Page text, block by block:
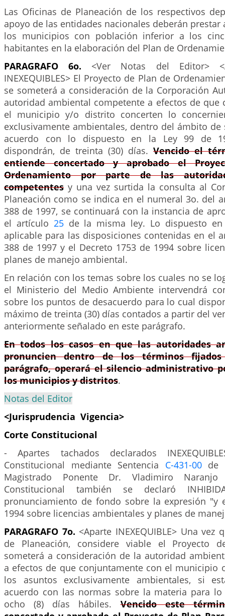
Las Oficinas de Planeación de los respectivos
apoyo de las entidades nacionales deberán prestar
los municipios con población inferior a los
habitantes en la elaboración del Plan de
PARAGRAFO 6o. <Ver Notas del Editor>
INEXEQUIBLES> El Proyecto de Plan de
se someterá a consideración de la Corporación
autoridad ambiental competente a efectos de que
el municipio y/o distrito concerten lo
exclusivamente ambientales, dentro del ámbito de
acuerdo con lo dispuesto en la Ley 99 de
dispondrán, de treinta (30) días. Vencido el
entiende concertado y aprobado el
Ordenamiento por parte de las
competentes y una vez surtida la consulta al
Planeación como se indica en el numeral 3o. del
388 de 1997, se continuará con la instancia de
el artículo 25de la misma ley. Lo dispuesto en
aplicable para las disposiciones contenidas en el
388 de 1997 y el Decreto 1753 de 1994 sobre
planes de manejo ambiental.
En relación con los temas sobre los cuales no se
el Ministerio del Medio Ambiente intervendrá
sobre los puntos de desacuerdo para lo cual
máximo de treinta (30) días contados a partir del
anteriormente señalado en este parágrafo.
En todos los casos en que las autoridades
pronuncien dentro de los términos
parágrafo, operará el silencio administrativo
los municipios y distritos.
Notas del Editor
<Jurisprudencia Vigencia>
Corte Constitucional
- Apartes tachados declarados
Constitucional mediante Sentencia C-431-00de
Magistrado Ponente Dr. Vladimiro
Constitucional también se declaró
pronunciamiento de fondo sobre la expresión "y
1994 sobre licencias ambientales y planes de
PARAGRAFO 7o. <Aparte INEXEQUIBLE> Una vez
de Planeación, considere viable el Proyecto
someterá a consideración de la autoridad
a efectos de que conjuntamente con el municipio
los asuntos exclusivamente ambientales, si
acuerdo con las normas sobre la materia para
ocho (8) días hábiles.Vencido este